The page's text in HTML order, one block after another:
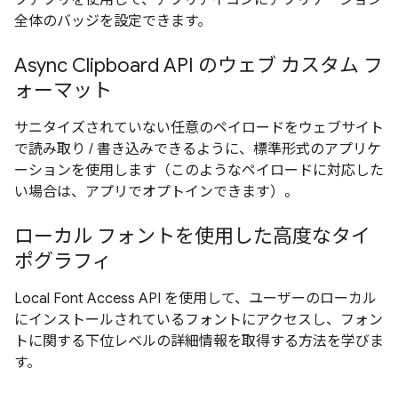
全体のバッジを設定できます。
Async Clipboard API のウェブ カスタム フ
ォーマット
サニタイズされていない任意のペイロードをウェブサイト
で読み取り / 書き込みできるように、標準形式のアプリケ
ーションを使用します（このようなペイロードに対応した
い場合は、アプリでオプトインできます）。
ローカル フォントを使用した高度なタイ
ポグラフィ
Local Font Access API を使用して、ユーザーのローカル
にインストールされているフォントにアクセスし、フォン
トに関する下位レベルの詳細情報を取得する方法を学びま
す。